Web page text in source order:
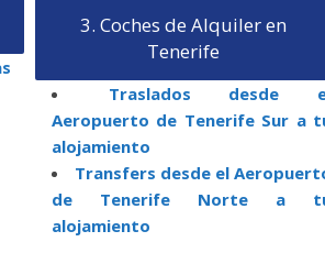
3. Coches de Alquiler en
Tenerife
Traslados desde
Aeropuerto de Tenerife Sur a
alojamiento
Transfers desde el
de Tenerife Norte a
alojamiento